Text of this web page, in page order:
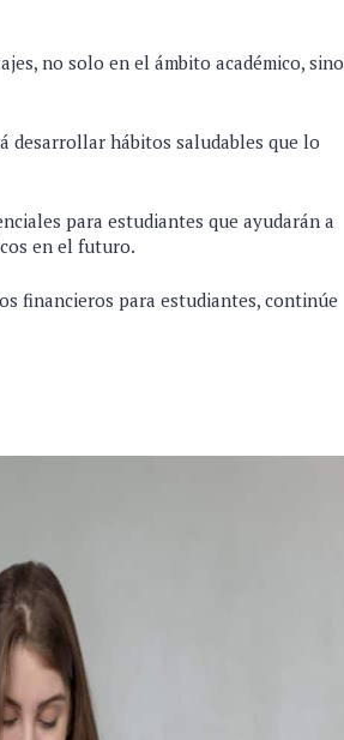
no solo en el ámbito académico, sino
desarrollar hábitos saludables que lo
para estudiantes que ayudarán a
en el futuro.
financieros para estudiantes, continúe